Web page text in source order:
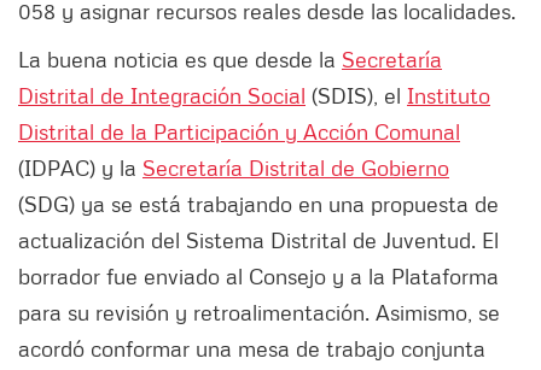
058 y asignar recursos reales desde las localidades.
La buena noticia es que desde la Secretaría
Distrital de Integración Social (SDIS), el Instituto
Distrital de la Participación y Acción Comunal
(IDPAC) y la Secretaría Distrital de Gobierno
(SDG) ya se está trabajando en una propuesta de
actualización del Sistema Distrital de Juventud. El
borrador fue enviado al Consejo y a la Plataforma
para su revisión y retroalimentación. Asimismo, se
acordó conformar una mesa de trabajo conjunta